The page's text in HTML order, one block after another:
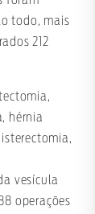
todo, mais
212
hérnia
vesícula
operações